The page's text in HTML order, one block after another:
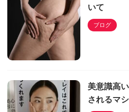
いて
ブログ
美意識高
されるマ